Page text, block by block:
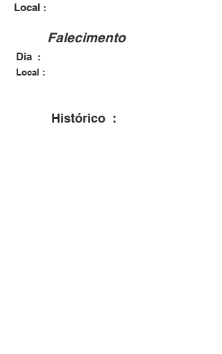
Local :
Histórico :
Dia :
Falecimento
Local :